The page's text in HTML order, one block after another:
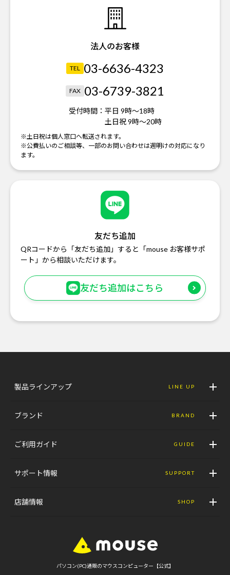
法人のお客様
TEL 03-6636-4323
FAX 03-6739-3821
受付時間： 平日 9時～18時
土日祝 9時～20時
※土日祝は個人窓口へ転送されます。
※公費払いのご相談等、一部のお問い合わせは週明けの対応になり
ます。
友だち追加
QRコードから「友だち追加」すると「mouse お客様サポ
ート」から相談いただけます。
友だち追加はこちら
製品ラインアップ LINE UP
ブランド BRAND
ご利用ガイド GUIDE
サポート情報 SUPPORT
店舗情報 SHOP
パソコン(PC)通販のマウスコンピューター【公式】